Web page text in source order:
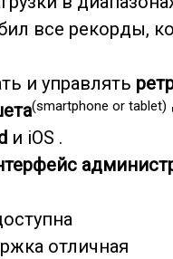
все рекорды,
и управлять
(smartphone or tablet)
и iOS .
отличная